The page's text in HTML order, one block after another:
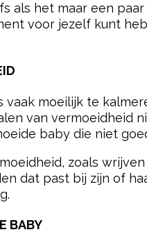
als het maar een
voor jezelf kunt
vaak moeilijk te
van vermoeidheid
baby die niet
zoals
dat past bij zijn of
BABY